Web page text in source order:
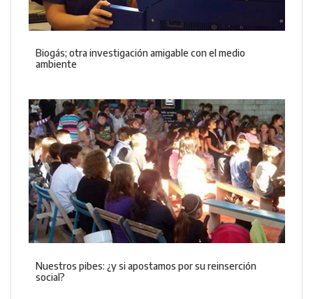
Biogás; otra investigación amigable con el medio
ambiente
Nuestros pibes: ¿y si apostamos por su reinserción
social?